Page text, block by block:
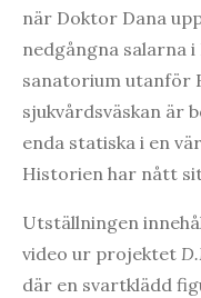
när Doktor Dana
nedgångna salarna
sanatorium utanför
sjukvårdsväskan är
enda statiska i en
Historien har nått
Utställningen
video ur projektet
där en svartklädd